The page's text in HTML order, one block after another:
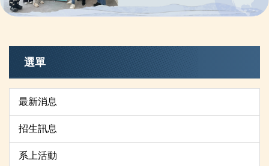
選單
最新消息
招生訊息
系上活動